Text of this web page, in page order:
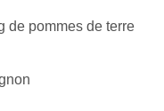
de pommes de terre